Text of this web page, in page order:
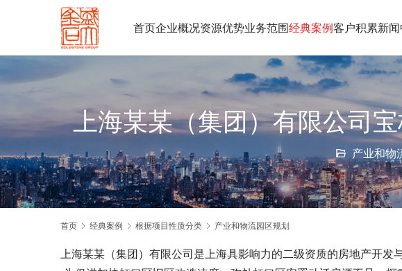
首页企业概况资源优势业务范围经典案例客户积累新
上海某某（集团）有限公司
产业和物
首页 经典案例 根据项目性质分类 产业和物流园区规划
上海某某（集团）有限公司是上海具影响力的二级资质的房地产开发